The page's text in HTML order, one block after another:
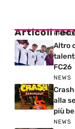
Articoli
Altro
FC26
NEWS
alla
più
NEWS